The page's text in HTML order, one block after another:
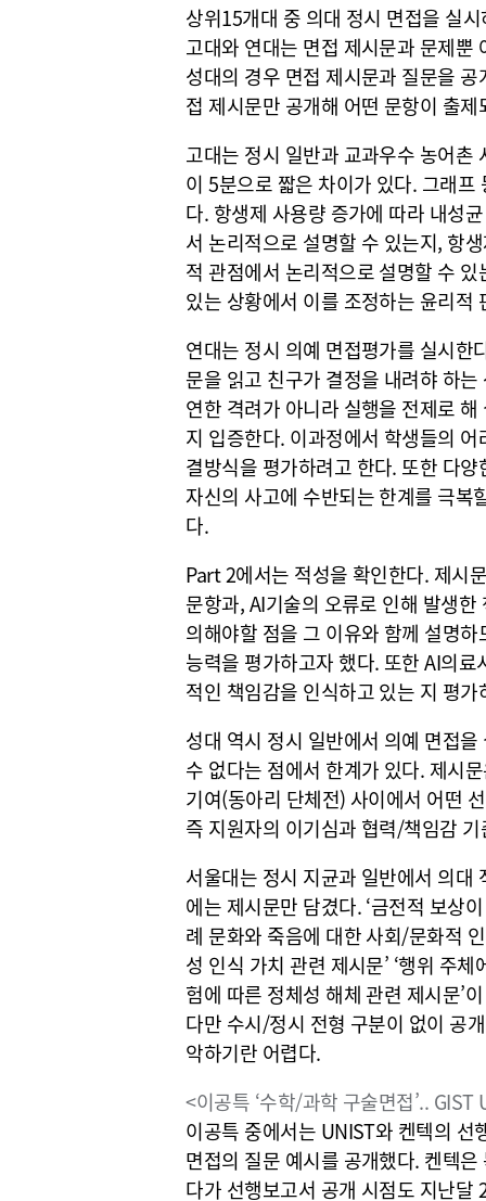
상위15개대 중 의대 정시 면접을 실
고대와 연대는 면접 제시문과 문제뿐
성대의 경우 면접 제시문과 질문을
접 제시문만 공개해 어떤 문항이 출
고대는 정시 일반과 교과우수 농어촌
이 5분으로 짧은 차이가 있다. 그래
다. 항생제 사용량 증가에 따라 내성
서 논리적으로 설명할 수 있는지, 항
적 관점에서 논리적으로 설명할 수
있는 상황에서 이를 조정하는 윤리적
연대는 정시 의예 면접평가를 실시
문을 읽고 친구가 결정을 내려햐 하
연한 격려가 아니라 실행을 전제로
지 입증한다. 이과정에서 학생들의
결방식을 평가하려고 한다. 또한 다
자신의 사고에 수반되는 한계를 극복
다.
Part 2에서는 적성을 확인한다. 제시
문항과, AI기술의 오류로 인해 발생
의해야할 점을 그 이유와 함께 설명
능력을 평가하고자 했다. 또한 AI의
적인 책임감을 인식하고 있는 지 평가
성대 역시 정시 일반에서 의예 면접
수 없다는 점에서 한계가 있다. 제시
기여(동아리 단체전) 사이에서 어떤
즉 지원자의 이기심과 협력/책임감
서울대는 정시 지균과 일반에서 의
에는 제시문만 담겼다. ‘금전적 보상
례 문화와 죽음에 대한 사회/문화적
성 인식 가치 관련 제시문’ ‘행위 주
험에 따른 정체성 해체 관련 제시문’
다만 수시/정시 전형 구분이 없이 공
악하기란 어렵다.
<이공특 ‘수학/과학 구술면접’.. GIST
이공특 중에서는 UNIST와 켄텍의
면접의 질문 예시를 공개했다. 켄텍
다가 선행보고서 공개 시점도 지난달